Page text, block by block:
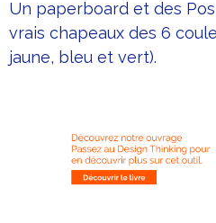
Un paperboard et des
vrais chapeaux des 6
jaune, bleu et vert).